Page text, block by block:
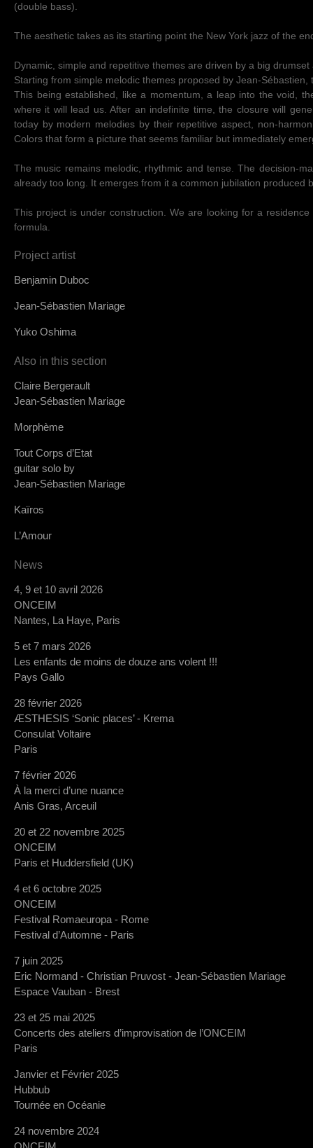
(double bass).
The aesthetic takes as its starting point the New York jazz of the
Dynamic, simple and repetitive themes are driven by a big
Starting from simple melodic themes proposed by Jean-
This being established, like a momentum, a leap into the void,
where it will lead us. After an indefinite time, the closure will
today by modern melodies by their repetitive aspect, non-
Colors that form a picture that seems familiar but immediately
The music remains melodic, rhythmic and tense. The decision-
already too long. It emerges from it a common jubilation produced
This project is under construction. We are looking for a
formula.
Project artist
Benjamin Duboc
Jean-Sébastien Mariage
Yuko Oshima
Also in this section
Claire Bergerault
Jean-Sébastien Mariage
Morphème
Tout Corps d’Etat
guitar solo by
Jean-Sébastien Mariage
Kaïros
L’Amour
News
4, 9 et 10 avril 2026
ONCEIM
Nantes, La Haye, Paris
5 et 7 mars 2026
Les enfants de moins de douze ans volent !!!
Pays Gallo
28 février 2026
ÆSTHESIS ‘Sonic places’ - Krema
Consulat Voltaire
Paris
7 février 2026
À la merci d’une nuance
Anis Gras, Arceuil
20 et 22 novembre 2025
ONCEIM
Paris et Huddersfield (UK)
4 et 6 octobre 2025
ONCEIM
Festival Romaeuropa - Rome
Festival d’Automne - Paris
7 juin 2025
Eric Normand - Christian Pruvost - Jean-Sébastien Mariage
Espace Vauban - Brest
23 et 25 mai 2025
Concerts des ateliers d’improvisation de l’ONCEIM
Paris
Janvier et Février 2025
Hubbub
Tournée en Océanie
24 novembre 2024